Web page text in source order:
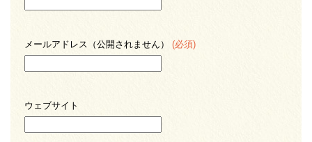
メールアドレス（公開されません） (必須)
ウェブサイト